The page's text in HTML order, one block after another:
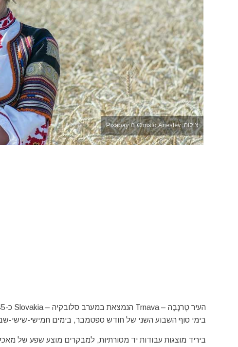
צילום: Christo Anestev מ Pixabay
בימי סוף השבוע השני של חודש ספטמבר, בימים חמישי-שישי-
ביריד מוצגות עבודות יד מסורתיות, למבקרים מוצע שפע של